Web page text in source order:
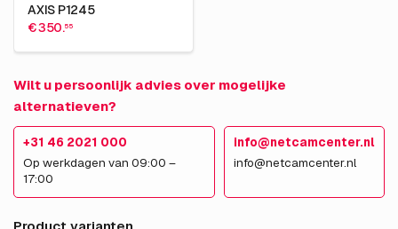
AXIS P1245
€ 350.55
Wilt u persoonlijk advies over mogelijke
alternatieven?
+31 46 2021 000
Op werkdagen van 09:00 –
17:00
info@netcamcenter.nl
info@netcamcenter.nl